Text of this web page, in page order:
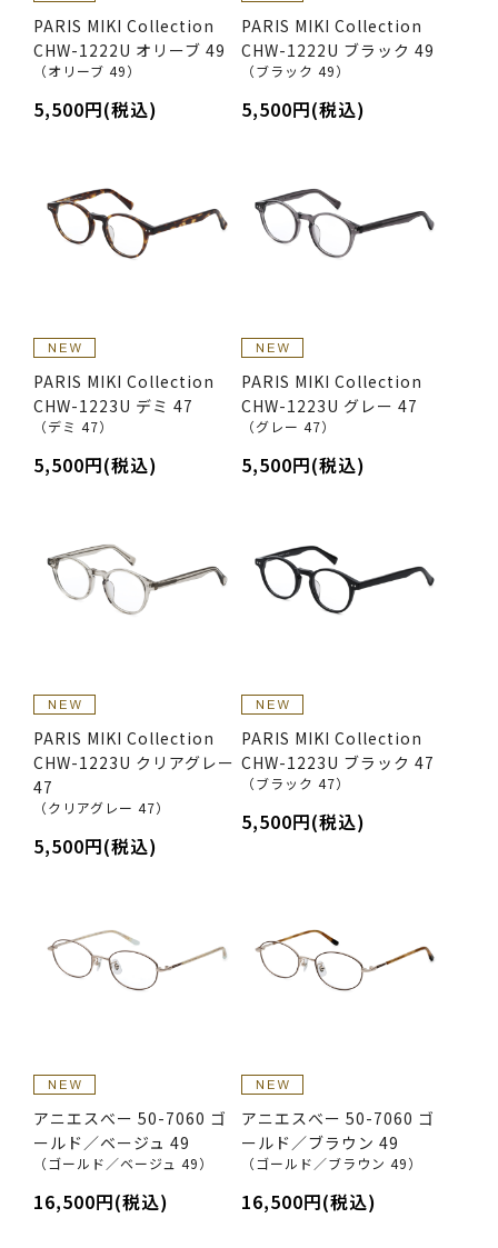
PARIS MIKI Collection
CHW-1222U オリーブ 49
（オリーブ 49）
5,500円(税込)
PARIS MIKI Collection
CHW-1222U ブラック 49
（ブラック 49）
5,500円(税込)
PARIS MIKI Collection
CHW-1223U デミ 47
（デミ 47）
5,500円(税込)
PARIS MIKI Collection
CHW-1223U グレー 47
（グレー 47）
5,500円(税込)
PARIS MIKI Collection
CHW-1223U クリアグレー
47
（クリアグレー 47）
5,500円(税込)
PARIS MIKI Collection
CHW-1223U ブラック 47
（ブラック 47）
5,500円(税込)
アニエスべー 50-7060 ゴ
ールド／ベージュ 49
（ゴールド／ベージュ 49）
16,500円(税込)
アニエスべー 50-7060 ゴ
ールド／ブラウン 49
（ゴールド／ブラウン 49）
16,500円(税込)